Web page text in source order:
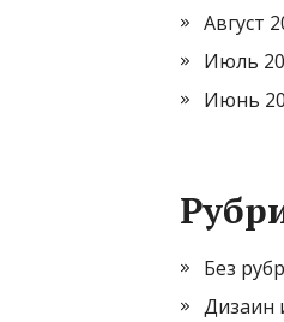
Август
Июль
Июнь
Без
Дизаин